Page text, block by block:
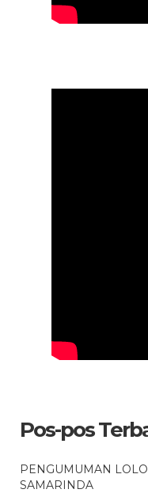
Pos-pos
PENGUMUMAN
SAMARINDA